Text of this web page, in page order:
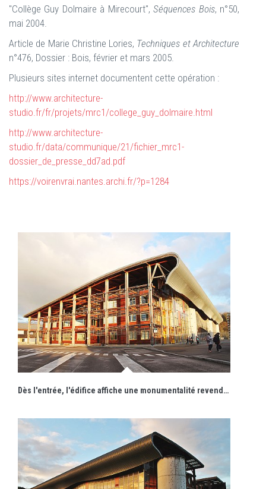
"Collège Guy Dolmaire à Mirecourt", Séquences Bois, n°50,
mai 2004.
Article de Marie Christine Lories, Techniques et Architecture
n°476, Dossier : Bois, février et mars 2005.
Plusieurs sites internet documentent cette opération :
http://www.architecture-
studio.fr/fr/projets/mrc1/college_guy_dolmaire.html
http://www.architecture-
studio.fr/data/communique/21/fichier_mrc1-
dossier_de_presse_dd7ad.pdf
https://voirenvrai.nantes.archi.fr/?p=1284
Dès l'entrée, l'édifice affiche une monumentalité revendiquée.